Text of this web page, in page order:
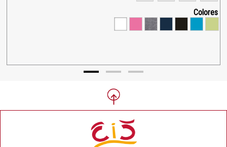
Colores